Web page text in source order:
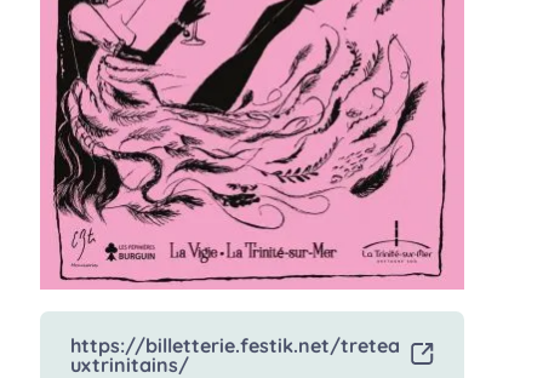
n
https://billetterie.festik.net/tretea
uxtrinitains/
- Ouverture dans un nouvel onglet